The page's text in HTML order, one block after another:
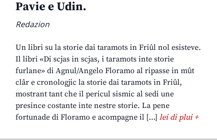
Pavie e Udin.
Redazion
Un libri su la storie dai taramots in Friûl nol esisteve.
Il libri «Di scjas in scjas, i taramots inte storie
furlane» di Agnul/Angelo Floramo al ripasse in mût
clâr e cronologjic la storie dai taramots in Friûl,
mostrant tant che il pericul sismic al sedi une
presince costante inte nestre storie. La pene
fortunade di Floramo e acompagne il […] lei di plui +